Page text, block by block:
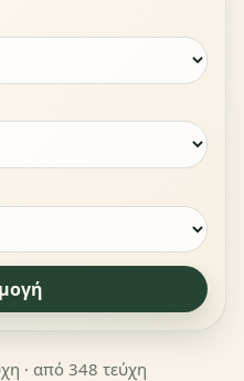
· από 348 τεύχη